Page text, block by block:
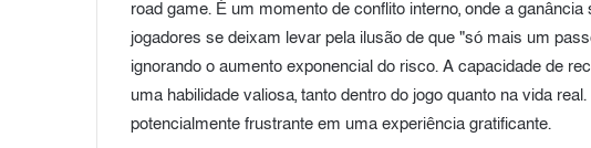
road game. É um momento de conflito interno, onde a
jogadores se deixam levar pela ilusão de que "só mais um
ignorando o aumento exponencial do risco. A capacidade de
uma habilidade valiosa, tanto dentro do jogo quanto na vida
potencialmente frustrante em uma experiência gratificante.